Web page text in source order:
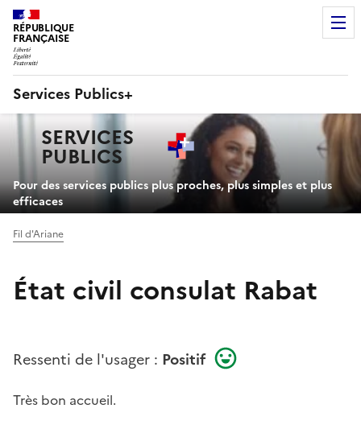
RÉPUBLIQUE
FRANÇAISE
Services Publics+
principaleSERVICES
PUBLICS+
Pour des services publics plus proches, plus simples et plus
efficaces
Fil d'Ariane
État civil consulat Rabat
Ressenti de l'usager : Positif
Très bon accueil.